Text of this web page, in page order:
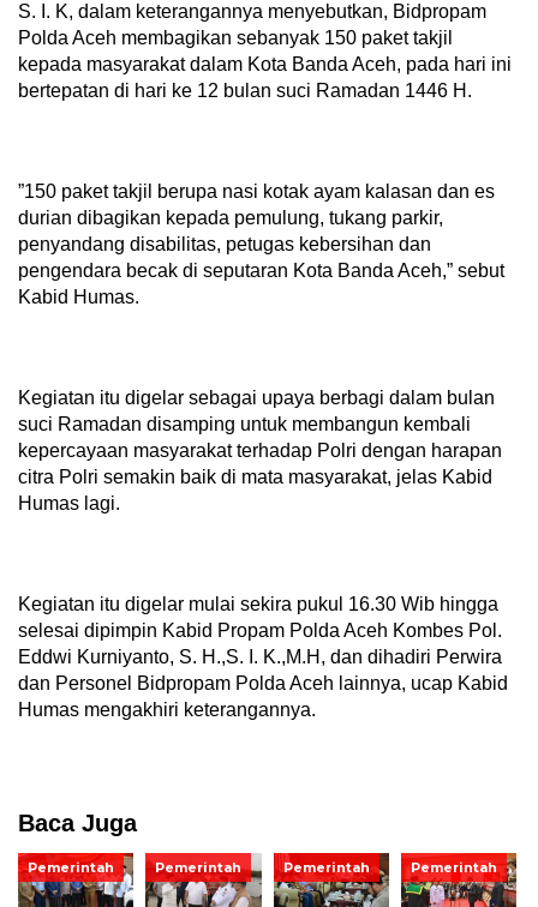
S. I. K, dalam keterangannya menyebutkan, Bidpropam
Polda Aceh membagikan sebanyak 150 paket takjil
kepada masyarakat dalam Kota Banda Aceh, pada hari ini
bertepatan di hari ke 12 bulan suci Ramadan 1446 H.
”150 paket takjil berupa nasi kotak ayam kalasan dan es
durian dibagikan kepada pemulung, tukang parkir,
penyandang disabilitas, petugas kebersihan dan
pengendara becak di seputaran Kota Banda Aceh,” sebut
Kabid Humas.
Kegiatan itu digelar sebagai upaya berbagi dalam bulan
suci Ramadan disamping untuk membangun kembali
kepercayaan masyarakat terhadap Polri dengan harapan
citra Polri semakin baik di mata masyarakat, jelas Kabid
Humas lagi.
Kegiatan itu digelar mulai sekira pukul 16.30 Wib hingga
selesai dipimpin Kabid Propam Polda Aceh Kombes Pol.
Eddwi Kurniyanto, S. H.,S. I. K.,M.H, dan dihadiri Perwira
dan Personel Bidpropam Polda Aceh lainnya, ucap Kabid
Humas mengakhiri keterangannya.
Baca Juga
Pemerintah Pemerintah Pemerintah Pemerintah